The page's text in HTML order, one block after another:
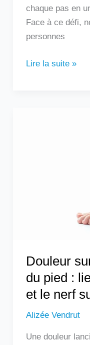
chaque pas en
Face à ce défi,
personnes
Lire la suite »
Douleur
du pied :
et le nerf
Alizée Vendrut
Une douleur
la
tendinite
et
le
nerf